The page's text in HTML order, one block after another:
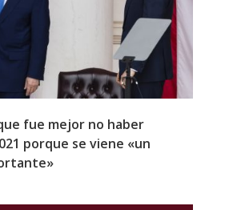
fue mejor no haber
porque se viene «un